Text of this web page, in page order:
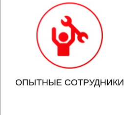
ОПЫТНЫЕ СОТРУДНИКИ